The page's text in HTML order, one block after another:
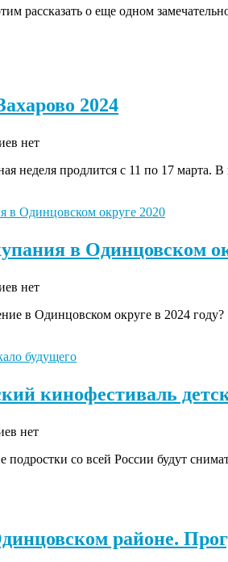
рассказать о еще одном
2024
нет
неделя продлится с 11 по 17
в Одинцовском
нет
в Одинцовском округе в 2024 году?
кинофестиваль
нет
со всей России будут
районе.